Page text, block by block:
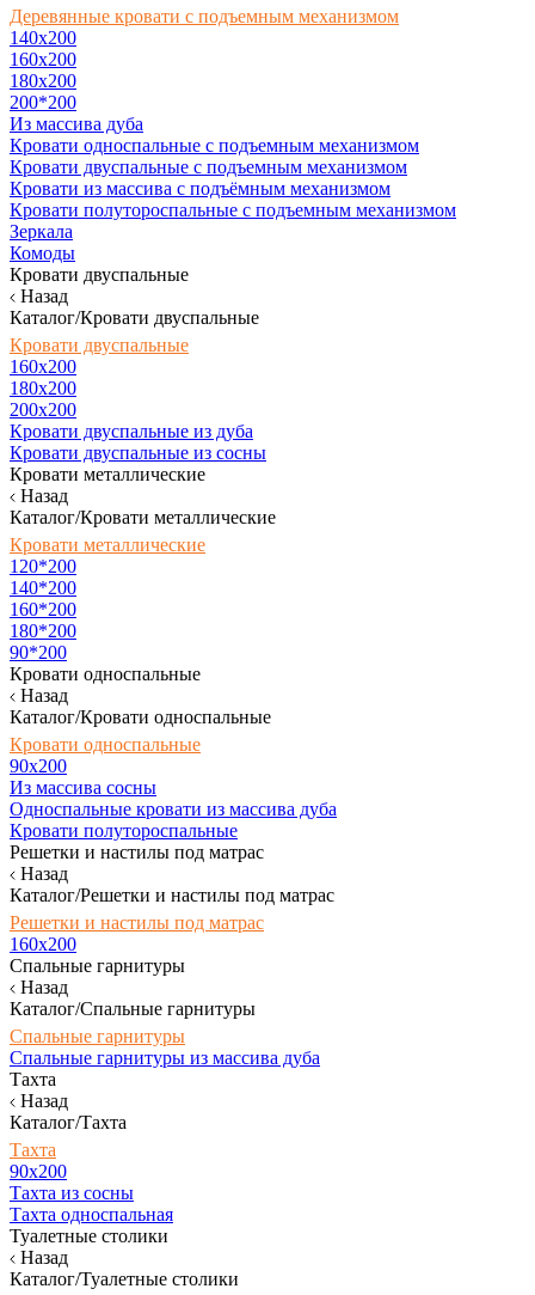
Деревянные кровати с подъемным механизмом
140x200
160х200
180х200
200*200
Из массива дуба
Кровати односпальные с подъемным механизмом
Кровати двуспальные с подъемным механизмом
Кровати из массива с подъёмным механизмом
Кровати полутороспальные с подъемным механизмом
Зеркала
Комоды
Кровати двуспальные
Назад
Каталог/Кровати двуспальные
Кровати двуспальные
160х200
180x200
200x200
Кровати двуспальные из дуба
Кровати двуспальные из сосны
Кровати металлические
Назад
Каталог/Кровати металлические
Кровати металлические
120*200
140*200
160*200
180*200
90*200
Кровати односпальные
Назад
Каталог/Кровати односпальные
Кровати односпальные
90х200
Из массива сосны
Односпальные кровати из массива дуба
Кровати полутороспальные
Решетки и настилы под матрас
Назад
Каталог/Решетки и настилы под матрас
Решетки и настилы под матрас
160х200
Спальные гарнитуры
Назад
Каталог/Спальные гарнитуры
Спальные гарнитуры
Спальные гарнитуры из массива дуба
Тахта
Назад
Каталог/Тахта
Тахта
90х200
Тахта из сосны
Тахта односпальная
Туалетные столики
Назад
Каталог/Туалетные столики